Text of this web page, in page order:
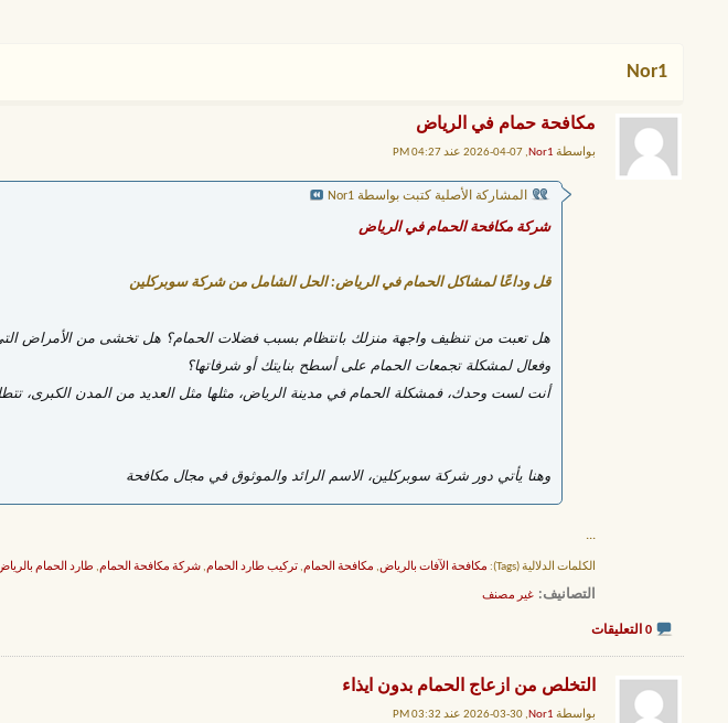
Nor1
مكافحة حمام في الرياض
بواسطة Nor1, 07-04-2026 عند 04:27 PM
المشاركة الأصلية كتبت بواسطة Nor1
شركة مكافحة الحمام في الرياض
قل وداعًا لمشاكل الحمام في الرياض: الحل الشامل من شركة سوبركلين
هل تعبت من تنظيف واجهة منزلك بانتظام بسبب فضلات الحمام؟ هل تخشى من الأمراض
وفعال لمشكلة تجمعات الحمام على أسطح بنايتك أو شرفاتها؟
أنت لست وحدك، فمشكلة الحمام في مدينة الرياض، مثلها مثل العديد من المدن الكبرى،
وهنا يأتي دور شركة سوبركلين، الاسم الرائد والموثوق في مجال مكافحة
...
الكلمات الدلالية (Tags): مكافحة الآفات بالرياض, مكافحة الحمام, تركيب طارد الحمام, شركة مكافحة الحمام, طارد الحمام
التصانيف غير مصنف
0 التعليقات
التخلص من ازعاج الحمام بدون ايذاء
بواسطة Nor1, 30-03-2026 عند 03:32 PM